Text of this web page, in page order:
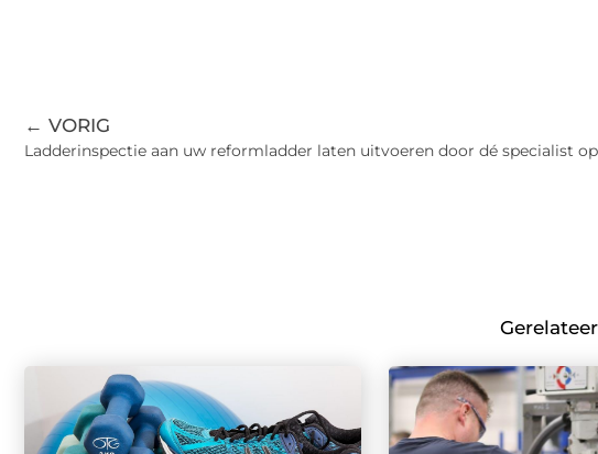
← VORIG
Ladderinspectie aan uw reformladder laten uitvoeren door dé specialist